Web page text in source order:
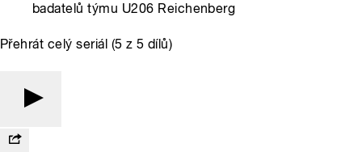
badatelů týmu U206 Reichenberg
Přehrát celý seriál (5 z 5 dílů)